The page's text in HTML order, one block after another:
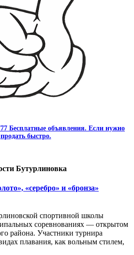
Бесплатные объявления. Если нужно
продать быстро.
Бутурлиновка
«серебро» и «бронза»
спортивной школы
соревнованиях — открытом
района. Участники турнира
плавания, как вольным стилем,